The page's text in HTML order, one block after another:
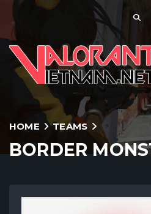
HOME TEAMS
BORDER